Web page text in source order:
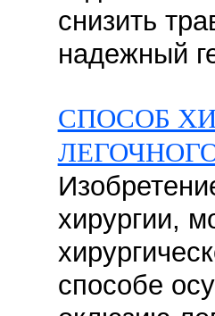
снизить
надежный
СПОСОБ
хирургии,
способе